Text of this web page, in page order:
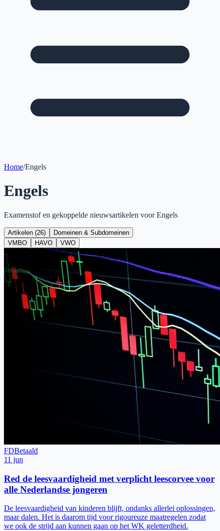
Home/Engels
Engels
Examenstof en gekoppelde nieuwsartikelen voorEngels
Artikelen (26)
Domeinen & Subdomeinen
VMBO
HAVO VWO
FDBetaald
11 jun
Red de leesvaardigheid met verplicht leescorvee voor
alle Nederlandse jongeren
De leesvaardigheid van kinderen blijft, ondanks allerlei oplossingen,
maar dalen. Het is daarom tijd voor rigoureuze maatregelen zodat
we ook de strijd aan kunnen gaan op het WK geletterdheid.